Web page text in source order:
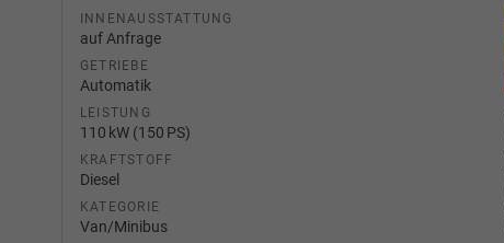
INNENAUSSTATTUNG
auf Anfrage
GETRIEBE
Automatik
LEISTUNG
110 kW (150 PS)
KRAFTSTOFF
Diesel
KATEGORIE
Van/Minibus